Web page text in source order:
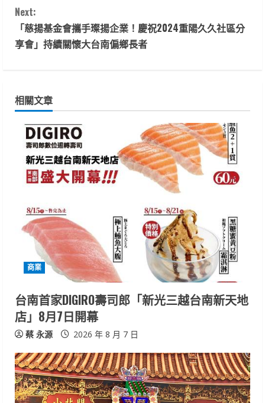
n
t
u
d
g
Next:
「慈揚基金會攜手璨揚企業！慶祝2024重陽久久社區分
享會」持續關懷大台南偏鄉長者
相關文章
商業
台南首家DIGIRO壽司郎「新光三越台南新天地
店」8月7日開幕
蔡 永源 2026 年 8 月 7 日